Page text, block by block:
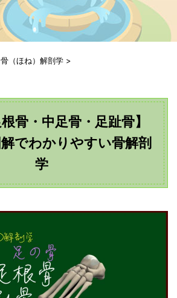
骨（ほね）解剖学 >
骨・中足骨・足趾骨】
でわかりやすい骨解剖
学